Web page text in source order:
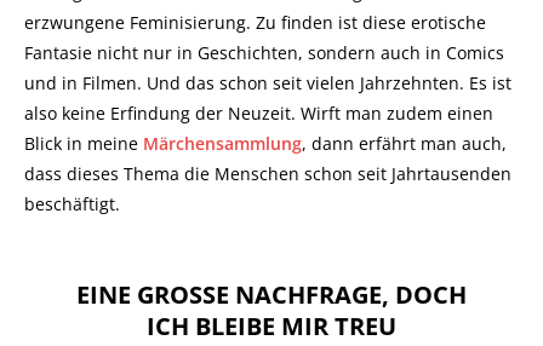
erzwungene Feminisierung. Zu finden ist diese erotische
Fantasie nicht nur in Geschichten, sondern auch in Comics
und in Filmen. Und das schon seit vielen Jahrzehnten. Es ist
also keine Erfindung der Neuzeit. Wirft man zudem einen
Blick in meine Märchensammlung, dann erfährt man auch,
dass dieses Thema die Menschen schon seit Jahrtausenden
beschäftigt.
EINE GROSSE NACHFRAGE, DOCH I
CH BLEIBE MIR TREU